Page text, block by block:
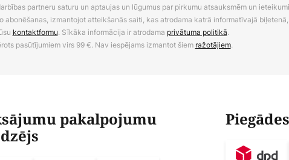
partneru saturu un aptaujas un lūgumus par pirkumu atsauksmēm un
izmantojot atteikšanās saiti, kas atrodama katrā informatīvajā
kontaktformu. Sīkāka informācija ir atrodama privātuma politikā.
pasūtījumiem virs 99 €. Nav iespējams izmantot šiem ražotājiem.
pakalpojumu